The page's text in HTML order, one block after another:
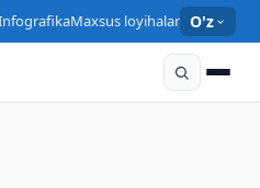
Maxsus loyihalar O'z
bayrami bilan